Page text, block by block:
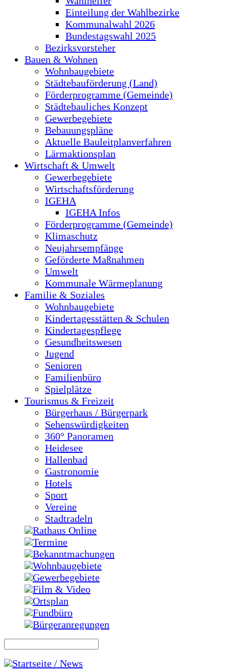
Einteilung der Wahlbezirke
Kommunalwahl 2026
Bundestagswahl 2025
Bezirksvorsteher
Bauen & Wohnen
Wohnbaugebiete
Städtebauförderung (Land)
Förderprogramme (Gemeinde)
Städtebauliches Konzept
Gewerbegebiete
Bebauungspläne
Aktuelle Bauleitplanverfahren
Lärmaktionsplan
Wirtschaft & Umwelt
Gewerbegebiete
Wirtschaftsförderung
IGEHA
IGEHA Infos
Förderprogramme (Gemeinde)
Klimaschutz
Neujahrsempfänge
Geförderte Maßnahmen
Umwelt
Kommunale Wärmeplanung
Familie & Soziales
Wohnbaugebiete
Kindertagesstätten & Schulen
Kindertagespflege
Gesundheitswesen
Jugend
Senioren
Familienbüro
Spielplätze
Tourismus & Freizeit
Bürgerhaus / Bürgerpark
Sehenswürdigkeiten
360° Panoramen
Heidesee
Hallenbad
Gastronomie
Hotels
Sport
Vereine
Stadtradeln
Rathaus Online
Termine
Bekanntmachungen
Wohnbaugebiete
Gewerbegebiete
Film & Video
Ortsplan
Fundbüro
Bürgeranregungen
Startseite / News